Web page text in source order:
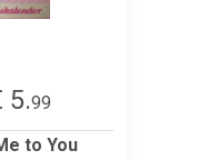
5.99
to You